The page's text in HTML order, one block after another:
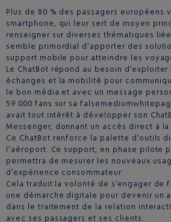
Plus de 80 % des passagers européens
smartphone, qui leur sert de moyen
renseigner sur diverses thématiques
semble primordial d’apporter des
support mobile pour atteindre les
Le ChatBot répond au besoin
échanges et la mobilité pour
le bon média et avec un message
59 000 fans sur sa
avait tout intérêt à développer son
Messenger, donnant un accès direct à
Ce ChatBot renforce la palette d’outils
l’aéroport. Ce support, en phase pilote
permettra de mesurer les nouveaux
d’expérience consommateur.
Cela traduit la volonté de s’engager de
une démarche digitale pour devenir un
dans le traitement de la relation
avec ses passagers et ses clients.